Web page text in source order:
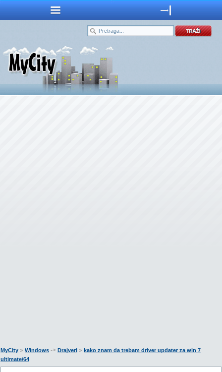
MyCity » Windows -> Drajveri » kako znam da trebam driver updater za win 7
ultimate/64